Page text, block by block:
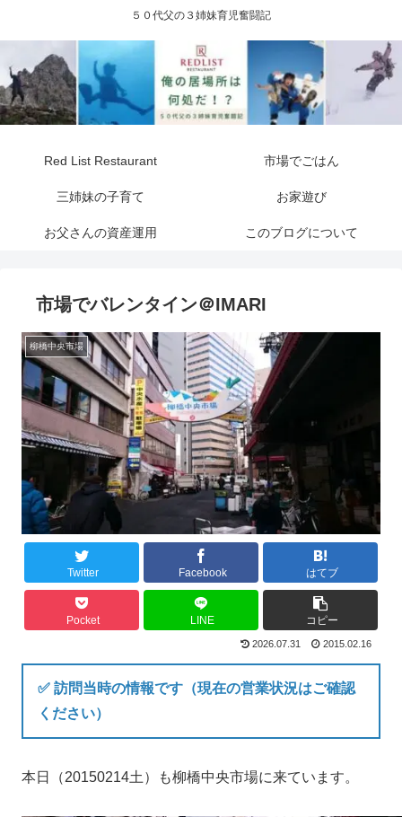
５０代父の３姉妹育児奮闘記
Red List Restaurant 市場でごはん
三姉妹の子育て お家遊び
お父さんの資産運用 このブログについて
市場でバレンタイン＠IMARI
柳橋中央市場
Twitter Facebook はてブ
Pocket LINE コピー
2026.07.31 2015.02.16
✅ 訪問当時の情報です（現在の営業状況はご確認
ください）
本日（20150214土）も柳橋中央市場に来ています。